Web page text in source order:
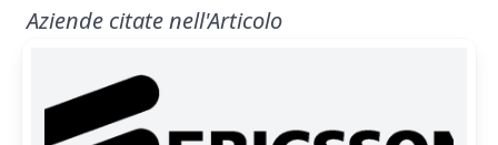
Aziende citate nell'Articolo